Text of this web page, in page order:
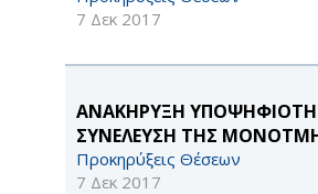
7 Δεκ 2017
ΑΝΑΚΗΡΥΞΗ
ΣΥΝΕΛΕΥΣΗ ΤΗΣ
Προκηρύξεις Θέσεων
7 Δεκ 2017